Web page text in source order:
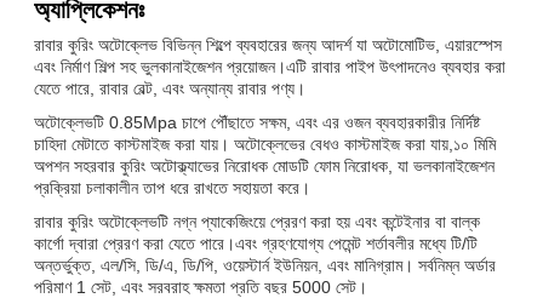
অ্যাপ্লিকেশনঃ
রাবার কুরিং অটোক্লেভ বিভিন্ন শিল্পে ব্যবহারের জন্য আদর্শ যা অটোমোটিভ, এয়ারস্পেস
এবং নির্মাণ শিল্প সহ ভুলকানাইজেশন প্রয়োজন।এটি রাবার পাইপ উৎপাদনেও ব্যবহার করা
যেতে পারে, রাবার বেল্ট, এবং অন্যান্য রাবার পণ্য।
অটোক্লেভটি 0.85Mpa চাপে পৌঁছাতে সক্ষম, এবং এর ওজন ব্যবহারকারীর নির্দিষ্ট
চাহিদা মেটাতে কাস্টমাইজ করা যায়। অটোক্লেভের বেধও কাস্টমাইজ করা যায়,১০ মিমি
অপশন সহরবার কুরিং অটোক্ল্যাভের নিরোধক মোডটি ফোম নিরোধক, যা ভলকানাইজেশন
প্রক্রিয়া চলাকালীন তাপ ধরে রাখতে সহায়তা করে।
রাবার কুরিং অটোক্লেভটি নগ্ন প্যাকেজিংয়ে প্রেরণ করা হয় এবং কন্টেইনার বা বাল্ক
কার্গো দ্বারা প্রেরণ করা যেতে পারে।এবং গ্রহণযোগ্য পেমেন্ট শর্তাবলীর মধ্যে টি/টি
অন্তর্ভুক্ত, এল/সি, ডি/এ, ডি/পি, ওয়েস্টার্ন ইউনিয়ন, এবং মানিগ্রাম। সর্বনিম্ন অর্ডার
পরিমাণ 1 সেট, এবং সরবরাহ ক্ষমতা প্রতি বছর 5000 সেট।